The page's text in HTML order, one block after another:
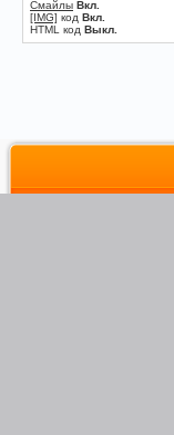
Смайлы Вкл.
[IMG] код Вкл.
HTML код Выкл.